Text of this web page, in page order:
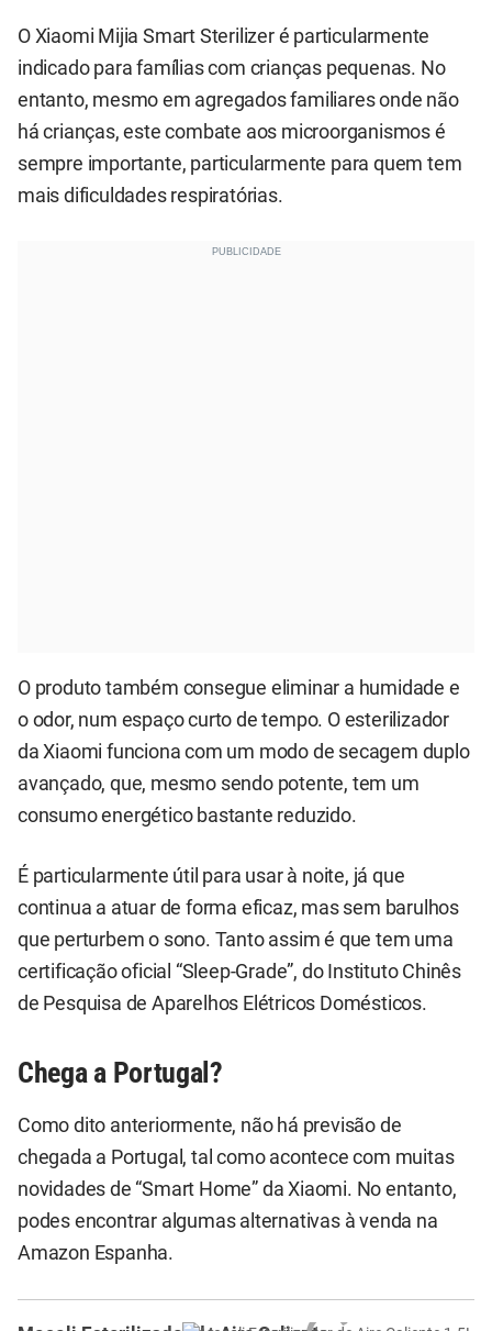
O Xiaomi Mijia Smart Sterilizer é particularmente
indicado para famílias com crianças pequenas. No
entanto, mesmo em agregados familiares onde não
há crianças, este combate aos microorganismos é
sempre importante, particularmente para quem tem
mais dificuldades respiratórias.
O produto também consegue eliminar a humidade e
o odor, num espaço curto de tempo. O esterilizador
da Xiaomi funciona com um modo de secagem duplo
avançado, que, mesmo sendo potente, tem um
consumo energético bastante reduzido.
É particularmente útil para usar à noite, já que
continua a atuar de forma eficaz, mas sem barulhos
que perturbem o sono. Tanto assim é que tem uma
certificação oficial “Sleep-Grade”, do Instituto Chinês
de Pesquisa de Aparelhos Elétricos Domésticos.
Chega a Portugal?
Como dito anteriormente, não há previsão de
chegada a Portugal, tal como acontece com muitas
novidades de “Smart Home” da Xiaomi. No entanto,
podes encontrar algumas alternativas à venda na
Amazon Espanha.